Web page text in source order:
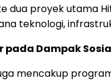
dua proyek utama
teknologi,
pada Dampak
mencakup